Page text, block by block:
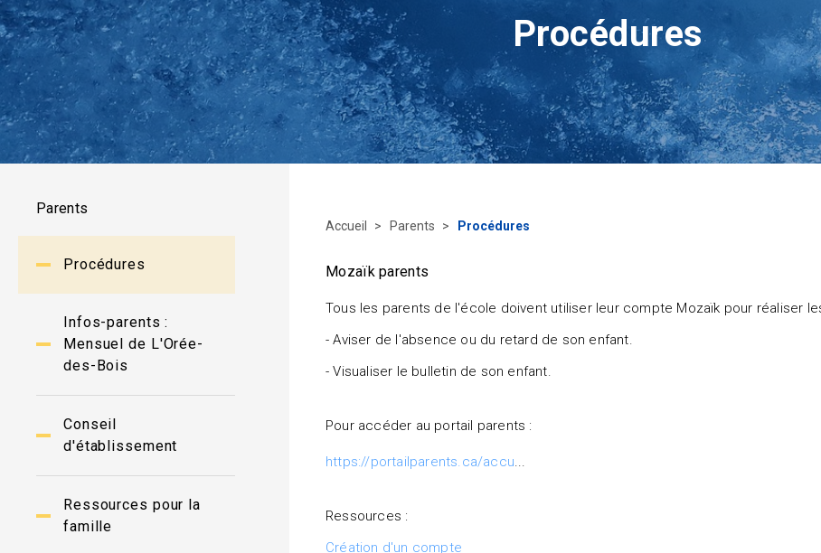
Procédures
Parents
Procédures
Infos-parents :
Mensuel de L'Orée-
des-Bois
Conseil
d'établissement
Ressources pour la
famille
Accueil Parents Procédures
Mozaïk parents
Tous les parents de l'école doivent utiliser leur compte Mozaïk pour réaliser
- Aviser de l'absence ou du retard de son enfant.
- Visualiser le bulletin de son enfant.
Pour accéder au portail parents :
https://portailparents.ca/accu...
Ressources :
Création d'un compte